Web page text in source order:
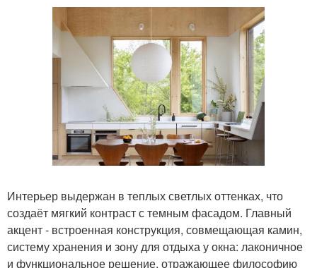
Интерьер выдержан в теплых светлых оттенках, что
создаёт мягкий контраст с темным фасадом. Главный
акцент - встроенная конструкция, совмещающая камин,
систему хранения и зону для отдыха у окна: лаконичное
и функциональное решение, отражающее философию